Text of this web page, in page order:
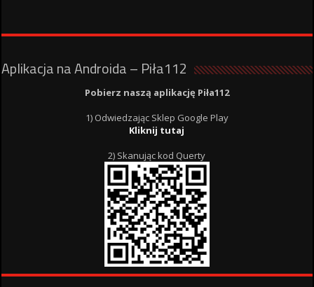
Aplikacja na Androida – Piła112
Pobierz naszą aplikację Piła112
1) Odwiedzając Sklep Google Play
Kliknij tutaj
2) Skanując kod Querty